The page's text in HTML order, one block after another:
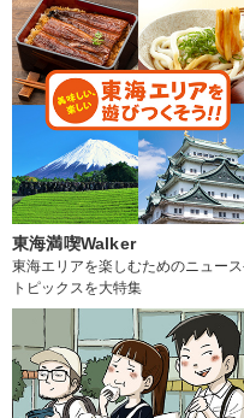
東海満喫Walker
東海エリアを楽しむためのニュー
トピックスを大特集